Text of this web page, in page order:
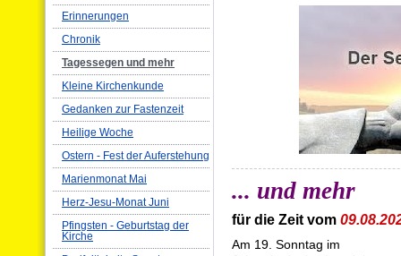
Erinnerungen
Chronik
Tagessegen und mehr
Kleine Kirchenkunde
Gedanken zur Fastenzeit
Heilige Woche
Ostern - Fest der Auferstehung
Marienmonat Mai
Herz-Jesu-Monat Juni
Pfingsten - Geburtstag der
Kirche
... und mehr
für die Zeit vom
Am 19. Sonntag im